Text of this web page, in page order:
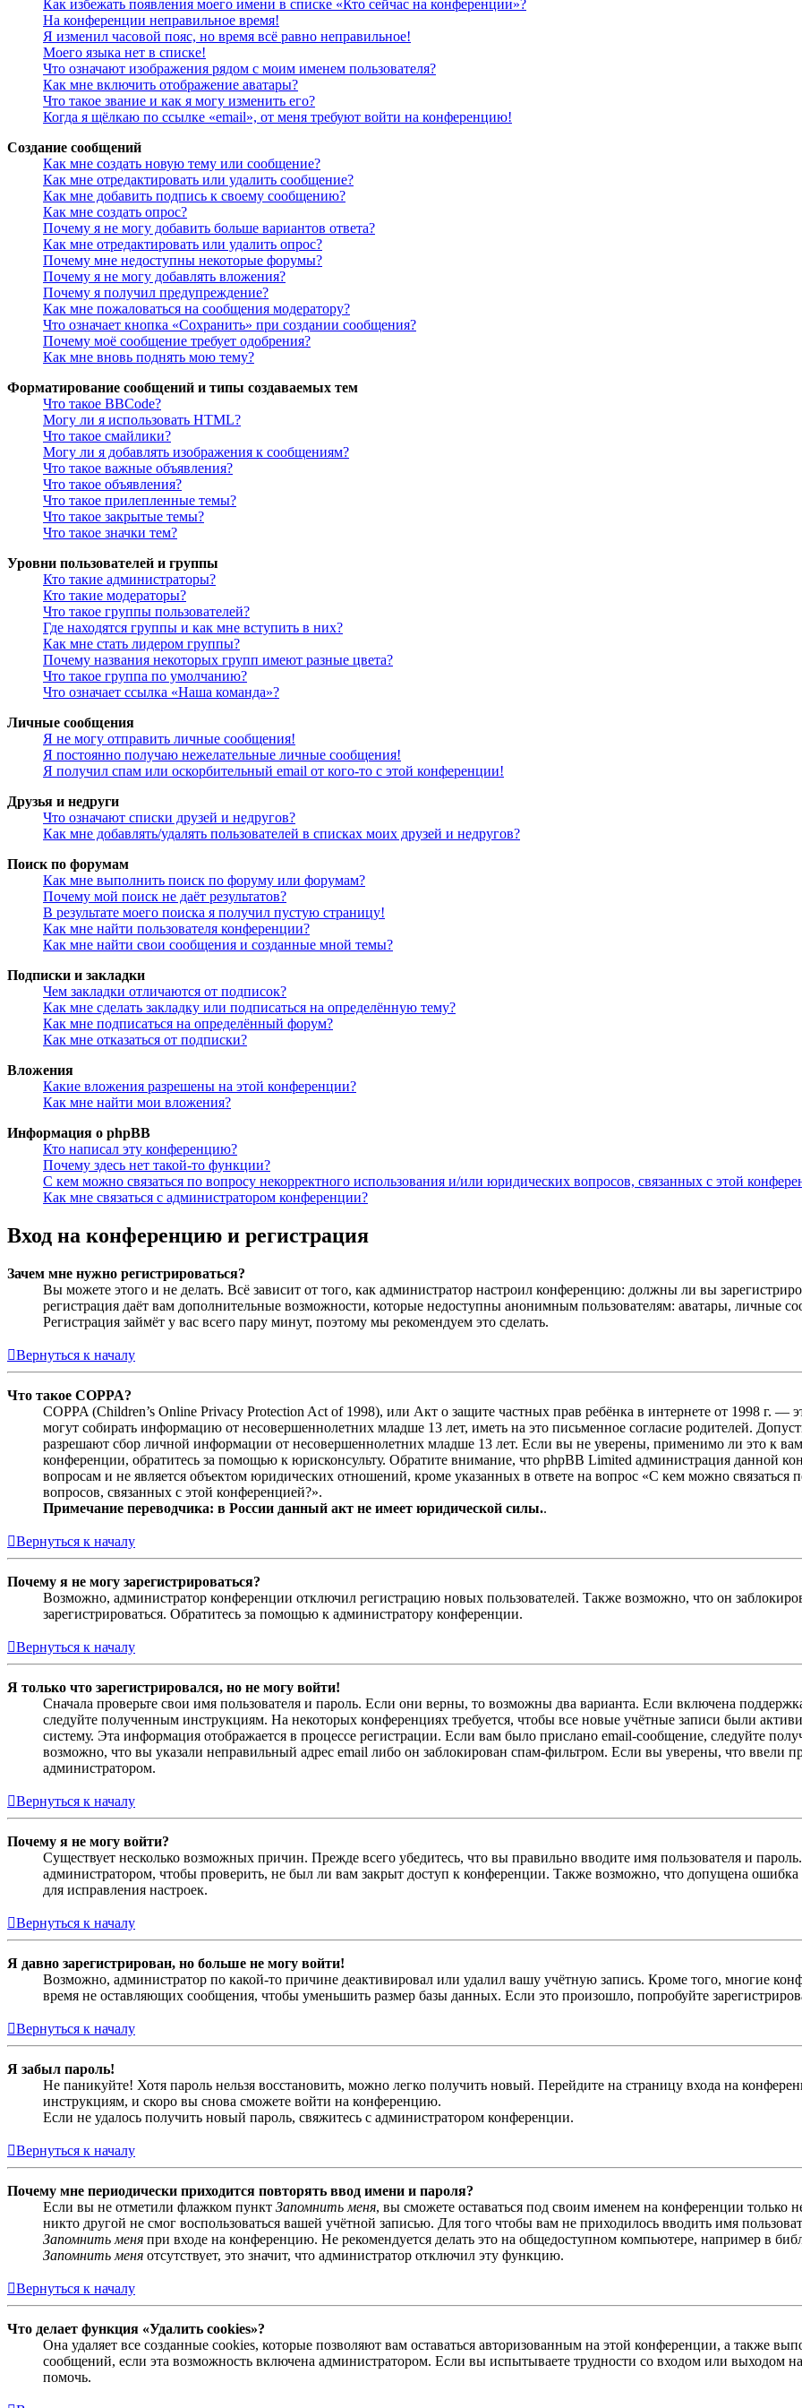
Как избежать появления моего имени в списке «Кто сейчас на конференции»?
На конференции неправильное время!
Я изменил часовой пояс, но время всё равно неправильное!
Моего языка нет в списке!
Что означают изображения рядом с моим именем пользователя?
Как мне включить отображение аватары?
Что такое звание и как я могу изменить его?
Когда я щёлкаю по ссылке «email», от меня требуют войти на конференцию!
Создание сообщений
Как мне создать новую тему или сообщение?
Как мне отредактировать или удалить сообщение?
Как мне добавить подпись к своему сообщению?
Как мне создать опрос?
Почему я не могу добавить больше вариантов ответа?
Как мне отредактировать или удалить опрос?
Почему мне недоступны некоторые форумы?
Почему я не могу добавлять вложения?
Почему я получил предупреждение?
Как мне пожаловаться на сообщения модератору?
Что означает кнопка «Сохранить» при создании сообщения?
Почему моё сообщение требует одобрения?
Как мне вновь поднять мою тему?
Форматирование сообщений и типы создаваемых тем
Что такое BBCode?
Могу ли я использовать HTML?
Что такое смайлики?
Могу ли я добавлять изображения к сообщениям?
Что такое важные объявления?
Что такое объявления?
Что такое прилепленные темы?
Что такое закрытые темы?
Что такое значки тем?
Уровни пользователей и группы
Кто такие администраторы?
Кто такие модераторы?
Что такое группы пользователей?
Где находятся группы и как мне вступить в них?
Как мне стать лидером группы?
Почему названия некоторых групп имеют разные цвета?
Что такое группа по умолчанию?
Что означает ссылка «Наша команда»?
Личные сообщения
Я не могу отправить личные сообщения!
Я постоянно получаю нежелательные личные сообщения!
Я получил спам или оскорбительный email от кого-то с этой конференции!
Друзья и недруги
Что означают списки друзей и недругов?
Как мне добавлять/удалять пользователей в списках моих друзей и недругов?
Поиск по форумам
Как мне выполнить поиск по форуму или форумам?
Почему мой поиск не даёт результатов?
В результате моего поиска я получил пустую страницу!
Как мне найти пользователя конференции?
Как мне найти свои сообщения и созданные мной темы?
Подписки и закладки
Чем закладки отличаются от подписок?
Как мне сделать закладку или подписаться на определённую тему?
Как мне подписаться на определённый форум?
Как мне отказаться от подписки?
Вложения
Какие вложения разрешены на этой конференции?
Как мне найти мои вложения?
Информация о phpBB
Кто написал эту конференцию?
Почему здесь нет такой-то функции?
С кем можно связаться по вопросу некорректного использования и/или юридических вопросов, связанных с этой
Как мне связаться с администратором конференции?
Вход на конференцию и регистрация
Зачем мне нужно регистрироваться?
Вы можете этого и не делать. Всё зависит от того, как администратор настроил конференцию: должны ли вы
регистрация даёт вам дополнительные возможности, которые недоступны анонимным пользователям: аватары, личные
Регистрация займёт у вас всего пару минут, поэтому мы рекомендуем это сделать.
Вернуться к началу
Что такое COPPA?
COPPA (Children’s Online Privacy Protection Act of 1998), или Акт о защите частных прав ребёнка в интернете от 1998 г.
могут собирать информацию от несовершеннолетних младше 13 лет, иметь на это письменное согласие родителей.
разрешают сбор личной информации от несовершеннолетних младше 13 лет. Если вы не уверены, применимо ли это к
конференции, обратитесь за помощью к юрисконсульту. Обратите внимание, что phpBB Limited администрация данной
вопросам и не является объектом юридических отношений, кроме указанных в ответе на вопрос «С кем можно связаться
вопросов, связанных с этой конференцией?».
Примечание переводчика: в России данный акт не имеет юридической силы..
Вернуться к началу
Почему я не могу зарегистрироваться?
Возможно, администратор конференции отключил регистрацию новых пользователей. Также возможно, что он
зарегистрироваться. Обратитесь за помощью к администратору конференции.
Вернуться к началу
Я только что зарегистрировался, но не могу войти!
Сначала проверьте свои имя пользователя и пароль. Если они верны, то возможны два варианта. Если включена
следуйте полученным инструкциям. На некоторых конференциях требуется, чтобы все новые учётные записи были
систему. Эта информация отображается в процессе регистрации. Если вам было прислано email-сообщение, следуйте
возможно, что вы указали неправильный адрес email либо он заблокирован спам-фильтром. Если вы уверены, что ввели
администратором.
Вернуться к началу
Почему я не могу войти?
Существует несколько возможных причин. Прежде всего убедитесь, что вы правильно вводите имя пользователя и
администратором, чтобы проверить, не был ли вам закрыт доступ к конференции. Также возможно, что допущена
для исправления настроек.
Вернуться к началу
Я давно зарегистрирован, но больше не могу войти!
Возможно, администратор по какой-то причине деактивировал или удалил вашу учётную запись. Кроме того, многие
время не оставляющих сообщения, чтобы уменьшить размер базы данных. Если это произошло, попробуйте
Вернуться к началу
Я забыл пароль!
Не паникуйте! Хотя пароль нельзя восстановить, можно легко получить новый. Перейдите на страницу входа на
инструкциям, и скоро вы снова сможете войти на конференцию.
Если не удалось получить новый пароль, свяжитесь с администратором конференции.
Вернуться к началу
Почему мне периодически приходится повторять ввод имени и пароля?
Если вы не отметили флажком пункт Запомнить меня, вы сможете оставаться под своим именем на конференции только
никто другой не смог воспользоваться вашей учётной записью. Для того чтобы вам не приходилось вводить имя
Запомнить меня при входе на конференцию. Не рекомендуется делать это на общедоступном компьютере, например в
Запомнить меня отсутствует, это значит, что администратор отключил эту функцию.
Вернуться к началу
Что делает функция «Удалить cookies»?
Она удаляет все созданные cookies, которые позволяют вам оставаться авторизованным на этой конференции, а также
сообщений, если эта возможность включена администратором. Если вы испытываете трудности со входом или выходом
помочь.